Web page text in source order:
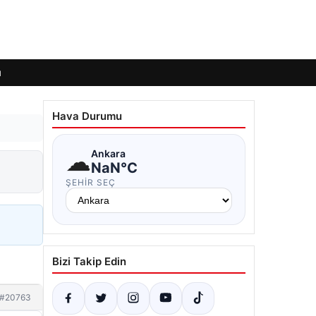
#20763
Hava Durumu
☁Ankara
NaN°C
ŞEHIR SEÇ
Bizi Takip Edin